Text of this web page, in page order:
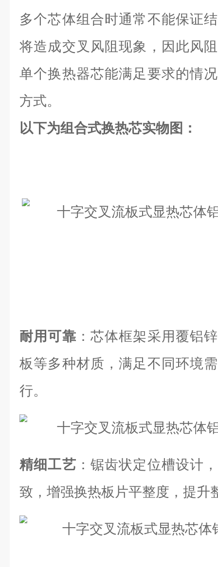
多个芯体组合时通常不能保证
将造成交叉风阻现象，因此风
单个换热器芯能满足要求的情
方式。
以下为组合式换热芯实物图：
耐用可靠 ：芯体框架采用覆铝
板等多种材质，满足不同环境
行。
精细工艺 ：锯齿状定位槽设计
致，增强换热板片平整度，提升